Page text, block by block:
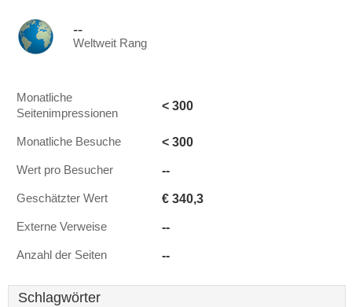
--
Weltweit Rang
Monatliche
Seitenimpressionen
< 300
Monatliche Besuche < 300
Wert pro Besucher --
Geschätzter Wert € 340,3
Externe Verweise --
Anzahl der Seiten --
Schlagwörter